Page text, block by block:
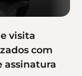
visita
com
assinatura